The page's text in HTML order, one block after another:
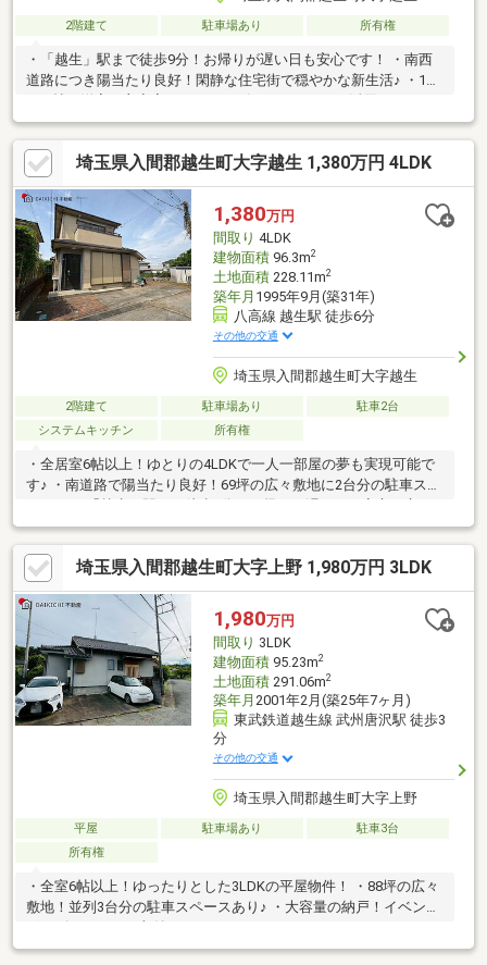
2階建て 駐車場あり 所有権
・「越生」駅まで徒歩9分！お帰りが遅い日も安心です！ ・南西
道路につき陽当たり良好！閑静な住宅街で穏やかな新生活♪ ・1階
ます♪
埼玉県入間郡越生町大字越生 1,380万円 4LDK
1,380万円
間取り 4LDK
建物面積96.3m2
土地面積228.11m2
築年月 1995年9月(築31年)
八高線 越生駅 徒歩6分
その他の交通
埼玉県入間郡越生町大字越生
2階建て 駐車場あり
駐車2台
システムキッチン
所有権
・全居室6帖以上！ゆとりの4LDKで一人一部屋の夢も実現可能で
す♪ ・南道路で陽当たり良好！69坪の広々敷地に2台分の駐車スペ
ース！ ・「越生」駅まで徒歩6分！お帰りが遅い日も安心な立
地！
埼玉県入間郡越生町大字上野 1,980万円 3LDK
1,980万円
間取り 3LDK
建物面積95.23m2
土地面積291.06m2
築年月 2001年2月(築25年7ヶ月)
東武鉄道越生線 武州唐沢駅 徒歩3
分
その他の交通
埼玉県入間郡越生町大字上野
平屋 駐車場あり
駐車3台
所有権
・全室6帖以上！ゆったりとした3LDKの平屋物件！ ・88坪の広々
敷地！並列3台分の駐車スペースあり♪ ・大容量の納戸！イベント